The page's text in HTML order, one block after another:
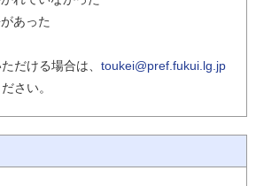
あった
だける場合は、 toukei@pref.fukui.lg.jp
さい。